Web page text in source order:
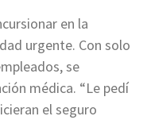
en la
urgente. Con solo
se
médica. “Le pedí
el seguro